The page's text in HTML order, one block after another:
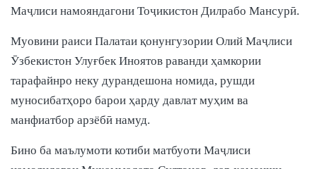
Маҷлиси намояндагони Тоҷикистон Дилрабо Мансурӣ.
Муовини раиси Палатаи қонунгузории Олий Маҷлиси
Ӯзбекистон Улуғбек Иноятов раванди ҳамкории
тарафайнро неку дурандешона номида, рушди
муносибатҳоро барои ҳарду давлат муҳим ва
манфиатбор арзёбӣ намуд.
Бино ба маълумоти котиби матбуоти Маҷлиси